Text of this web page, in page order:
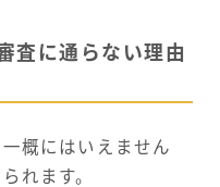
査に通らない理由
概にはいえません
れます。